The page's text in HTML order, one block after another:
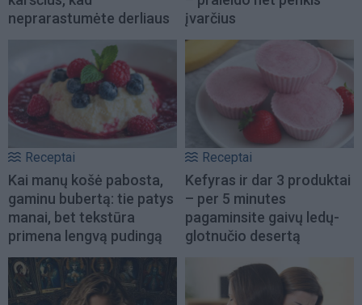
neprarastumėte derliaus
įvarčius
Receptai
Kai manų košė pabosta,
gaminu bubertą: tie patys
manai, bet tekstūra
primena lengvą pudingą
Receptai
Kefyras ir dar 3 produktai
– per 5 minutes
pagaminsite gaivų ledų-
glotnučio desertą